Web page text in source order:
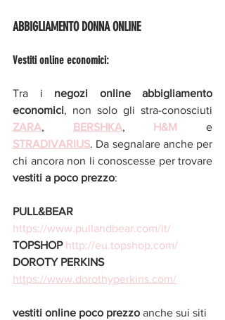
ABBIGLIAMENTO DONNA ONLINE
Vestiti online economici:
Tra i negozi online abbigliamento
economici
ZARA, BERSHKA, H&M
STRADIVARIUS. Da segnalare anche per
vestiti a poco prezzo:
PULL&BEAR
https://www.pullandbear.com/it/
TOPSHOP http://eu.topshop.com/
DOROTY PERKINS
https://www.dorothyperkins.com/
vestiti online poco prezzo anche sui siti